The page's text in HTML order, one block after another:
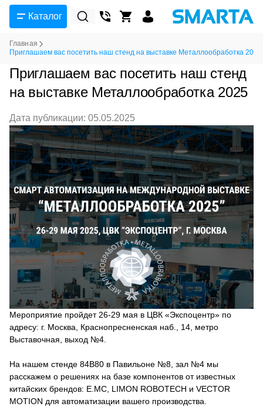
Каталог
Главная
Приглашаем вас посетить наш стенд на выставке Металлообработка 2025
Приглашаем вас посетить наш стенд
на выставке Металлообработка 2025
Дата публикации: 05.05.2025
Мероприятие пройдет 26-29 мая в ЦВК «Экспоцентр» по
адресу: г. Москва, Краснопресненская наб., 14, метро
Выставочная, выход №4.
На нашем стенде 84B80 в Павильоне №8, зал №4 мы
расскажем о решениях на базе компонентов от известных
китайских брендов: Е.МС, LIMON ROBOTECH и VECTOR
MOTION для автоматизации вашего производства.